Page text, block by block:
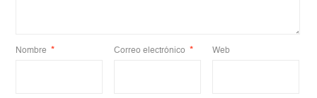
Nombre * Correo electrónico * Web